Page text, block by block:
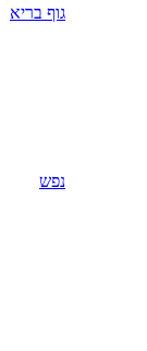
גוף בריא
נפש